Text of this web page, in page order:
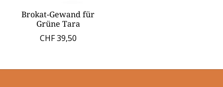
Brokat-Gewand für
Grüne Tara
CHF 39,50